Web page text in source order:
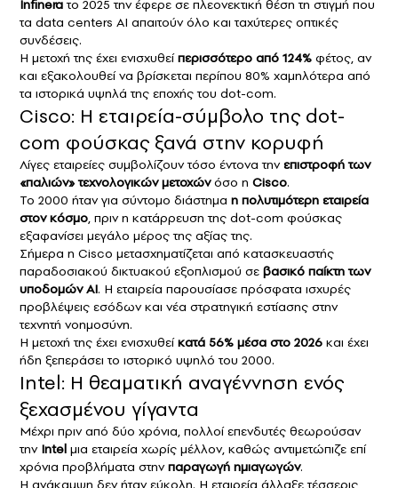
Infineraτο 2025 την έφερε σε πλεονεκτική θέση τη στιγμή που
τα data centers AI απαιτούν όλο και ταχύτερες οπτικές
συνδέσεις.
Η μετοχή της έχει ενισχυθείπερισσότερο από 124% φέτος, αν
και εξακολουθεί να βρίσκεται περίπου 80% χαμηλότερα από
τα ιστορικά υψηλά της εποχής του dot-com.
Cisco: Η εταιρεία-σύμβολο της dot-
com φούσκας ξανά στην κορυφή
Λίγες εταιρείες συμβολίζουν τόσο έντονα τηνεπιστροφή των
«παλιών» τεχνολογικών μετοχώνόσο η Cisco.
Το 2000 ήταν για σύντομο διάστημα η πολυτιμότερη εταιρεία
στον κόσμο, πριν η κατάρρευση της dot-com φούσκας
εξαφανίσει μεγάλο μέρος της αξίας της.
Σήμερα η Cisco μετασχηματίζεται από κατασκευαστής
παραδοσιακού δικτυακού εξοπλισμού σε βασικό παίκτη των
υποδομών AI. Η εταιρεία παρουσίασε πρόσφατα ισχυρές
προβλέψεις εσόδων και νέα στρατηγική εστίασης στην
τεχνητή νοημοσύνη.
Η μετοχή της έχει ενισχυθείκατά 56% μέσα στο 2026 και έχει
ήδη ξεπεράσει το ιστορικό υψηλό του 2000.
Intel: Η θεαματική αναγέννηση ενός
ξεχασμένου γίγαντα
Μέχρι πριν από δύο χρόνια, πολλοί επενδυτές θεωρούσαν
την Intel μια εταιρεία χωρίς μέλλον, καθώς αντιμετώπιζε επί
χρόνια προβλήματα στηνπαραγωγή ημιαγωγών.